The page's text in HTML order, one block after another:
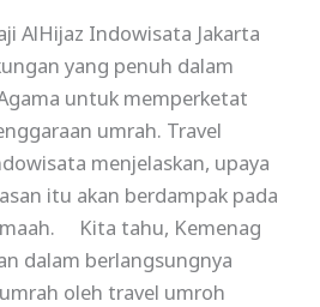
AlHijaz Indowisata Jakarta
yang penuh dalam
untuk memperketat
umrah. Travel
menjelaskan, upaya
itu akan berdampak pada
Kita tahu, Kemenag
dalam berlangsungnya
oleh travel umroh